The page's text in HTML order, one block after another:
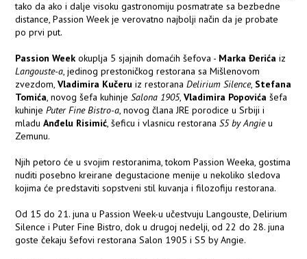
tako da ako i dalje visoku gastronomiju posmatrate sa bezbedne
distance, Passion Week je verovatno najbolji način da je probate
po prvi put.
Passion Week okuplja 5 sjajnih domaćih šefova - Marka Đerića iz
Langouste-a, jedinog prestoničkog restorana sa Mišlenovom
zvezdom,Vladimira Kučeru iz restoranaDelirium Silence, Stefana
Tomića, novog šefa kuhinjeSalona 1905,Vladimira Popovića šefa
kuhinjePuter Fine Bistro-a, novog člana JRE porodice u Srbiji i
mladuAnđelu Risimić, šeficu i vlasnicu restoranaS5 by Angieu
Zemunu.
Njih petoro će u svojim restoranima, tokom Passion Weeka, gostima
nuditi posebno kreirane degustacione menije u nekoliko sledova
kojima će predstaviti sopstveni stil kuvanja i filozofiju restorana.
Od 15 do 21. juna u Passion Week-u učestvuju Langouste, Delirium
Silence i Puter Fine Bistro, dok u drugoj nedelji, od 22 do 28. juna
goste čekaju šefovi restorana Salon 1905 i S5 by Angie.